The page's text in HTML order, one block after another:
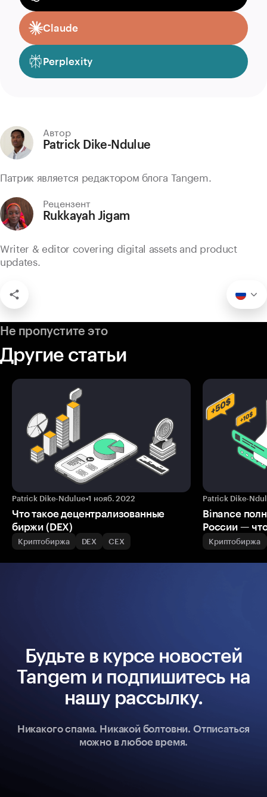
Claude
Perplexity
Автор
Patrick Dike-Ndulue
Патрик является редактором блога Tangem.
Рецензент
Rukkayah Jigam
Writer & editor covering digital assets and product
updates.
Не пропустите это
Другие статьи
Patrick Dike-Ndulue•1 нояб. 2022
Что такое децентрализованные
биржи (DEX)
Криптобиржа DEX CEX
Patrick Dike-
Binance
России —
Криптобиржа
Будьте в курсе новостей
Tangem и подпишитесь на
нашу рассылку.
Никакого спама. Никакой болтовни. Отписаться
можно в любое время.